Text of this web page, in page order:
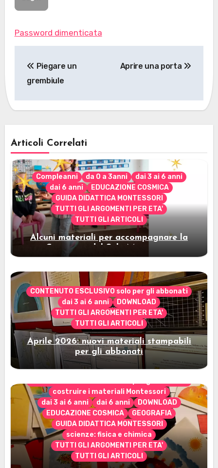
Password dimenticata
articoli
Piegare un
grembiule
Aprire una porta
Articoli Correlati
Compleanni da 0 a 3anni
dai 3 ai 6 anni
dai 6 anni
EDUCAZIONE COSMICA
GUIDA DIDATTICA MONTESSORI
TUTTI GLI ARGOMENTI PER ETA'
TUTTI GLI ARTICOLI
Alcuni materiali per accompagnare la
Cerimonia del Sole Montessori
CONTENUTO ESCLUSIVO solo per gli abbonati
dai 3 ai 6 anni
DOWNLOAD
TUTTI GLI ARGOMENTI PER ETA'
TUTTI GLI ARTICOLI
Aprile 2026: nuovi materiali stampabili
per gli abbonati
costruire i materiali Montessori
dai 3 ai 6 anni
dai 6 anni
DOWNLOAD
EDUCAZIONE COSMICA
GEOGRAFIA
GUIDA DIDATTICA MONTESSORI
scienze: fisica e chimica
TUTTI GLI ARGOMENTI PER ETA'
TUTTI GLI ARTICOLI